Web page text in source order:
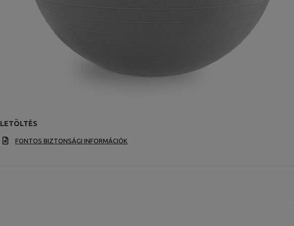
LETÖLTÉS
FONTOS BIZTONSÁGI INFORMÁCIÓK